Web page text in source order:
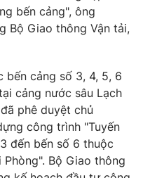
tử số 483/GP-BTTTT
355 932
897
bến cảng", ông
Bộ Giao thông Vận tải,
cảng số 3, 4, 5, 6
cảng nước sâu Lạch
phê duyệt chủ
công trình "Tuyến
đến bến số 6 thuộc
Bộ Giao thông